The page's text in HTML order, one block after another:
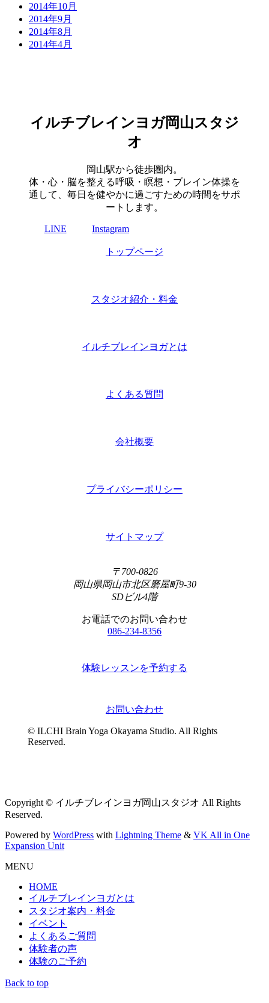
2014年10月
2014年9月
2014年8月
2014年4月
イルチブレインヨガ岡山スタジ
オ
岡山駅から徒歩圏内。
体・心・脳を整える呼吸・瞑想・ブレイン体操を
通して、毎日を健やかに過ごすための時間をサポ
ートします。
LINE Instagram
トップページ
スタジオ紹介・料金
イルチブレインヨガとは
よくある質問
会社概要
プライバシーポリシー
サイトマップ
〒700-0826
岡山県岡山市北区磨屋町9-30
SDビル4階
お電話でのお問い合わせ
086-234-8356
体験レッスンを予約する
お問い合わせ
© ILCHI Brain Yoga Okayama Studio. All Rights
Reserved.
Copyright © イルチブレインヨガ岡山スタジオ All Rights
Reserved.
Powered by WordPress with Lightning Theme & VK All in One
Expansion Unit
MENU
HOME
イルチブレインヨガとは
スタジオ案内・料金
イベント
よくあるご質問
体験者の声
体験のご予約
Back to top